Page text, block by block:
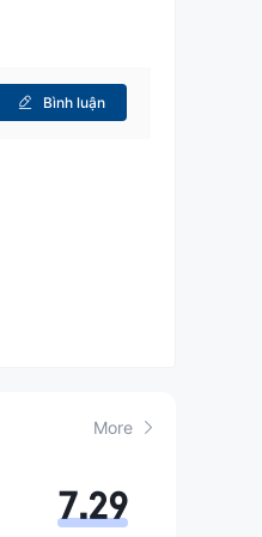
hợp đồng tương
nhu cầu khách
Bình luận
More
7.29